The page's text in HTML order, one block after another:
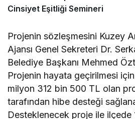
Cinsiyet Eşitliği Semineri
Projenin sözleşmesini Kuzey
Ajansı Genel Sekreteri Dr.
Belediye Başkanı Mehmed
Projenin hayata geçirilmesi
milyon 312 bin 500 TL olan
tarafından hibe desteği
Desteklenecek proje ile ilçede